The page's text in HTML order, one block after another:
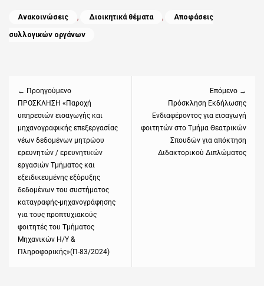
Categories
Ανακοινώσεις , Διοικητικά θέματα , Αποφάσεις
συλλογικών οργάνων
← Προηγούμενο
Previous
post:
ΠΡΟΣΚΛΗΣΗ «Παροχή
υπηρεσιών εισαγωγής και
μηχανογραφικής επεξεργασίας
νέων δεδομένων μητρώου
ερευνητών / ερευνητικών
εργασιών Τμήματος και
εξειδικευμένης εξόρυξης
δεδομένων του συστήματος
καταγραφής-μηχανογράφησης
για τους προπτυχιακούς
φοιτητές του Τμήματος
Μηχανικών Η/Υ &
Πληροφορικής»(Π-83/2024)
Επόμενο →
post:
Πρόσκληση Εκδήλωσης
Ενδιαφέροντος για εισαγωγή
φοιτητών στο Τμήμα Θεατρικών
Σπουδών για απόκτηση
Διδακτορικού Διπλώματος